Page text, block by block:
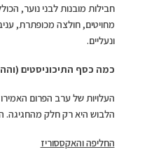
חבילות מובנות לבני נוער,
מחויטים, חולצה מכופתרת,
ונעליים.
כמה כסף התיכוניסטים
העלויות של ערב הפרום
הלבוש היא רק חלק מהחגיגה.
החליפה והאקססוריז